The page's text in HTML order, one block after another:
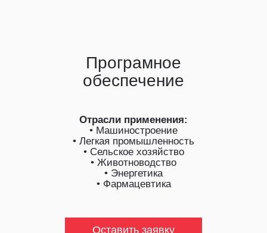
Програмное
обеспечение
Отрасли применения:
• Машиностроение
• Легкая промышленность
• Сельское хозяйство
• Животноводство
• Энергетика
• Фармацевтика
Оставить заявку